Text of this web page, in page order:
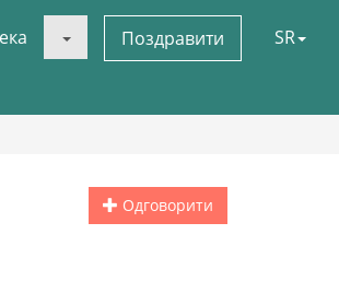
Поздравити SR
Одговорити